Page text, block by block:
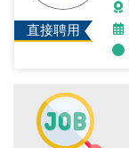
直接聘用